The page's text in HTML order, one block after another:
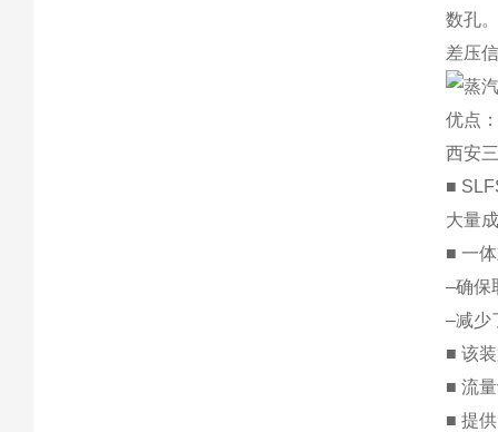
数孔
差压
优点
西安
■
大量
■ 一
–确保
–减少
■ 该
■ 流
■ 提